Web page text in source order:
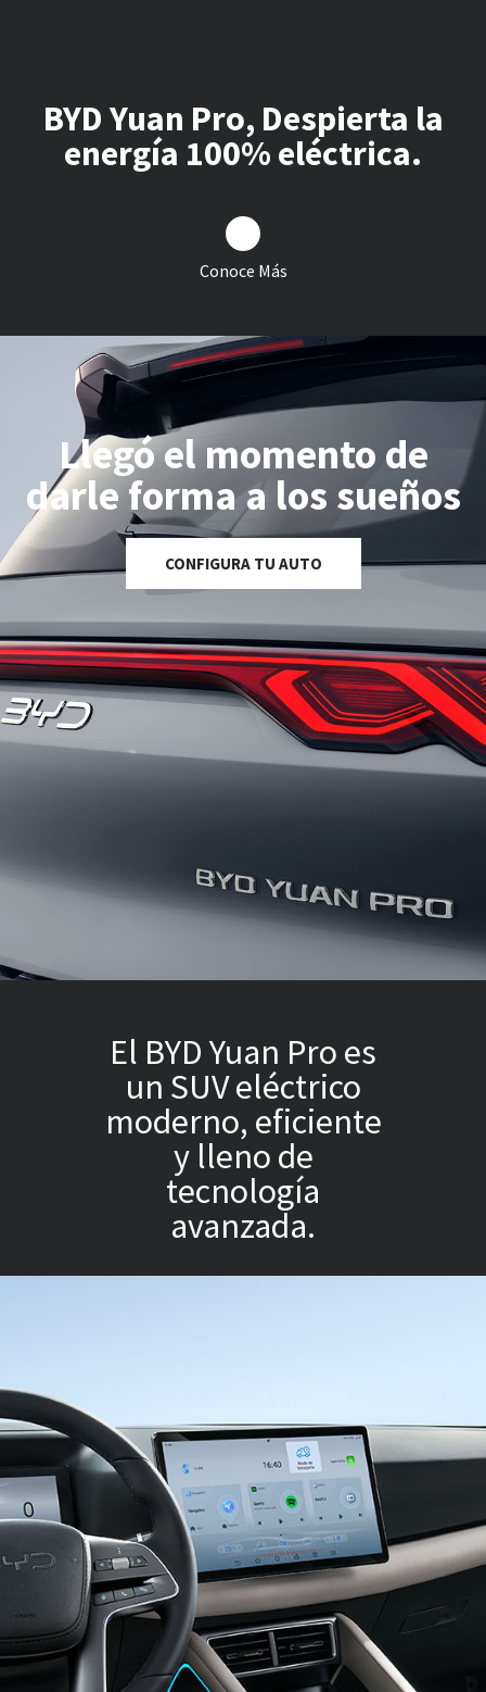
BYD Yuan Pro, Despierta la
energía 100% eléctrica.
Conoce Más
Llegó el momento de
darle forma a los sueños
CONFIGURA TU AUTO
El BYD Yuan Pro es
un SUV eléctrico
moderno, eficiente
y lleno de
tecnología
avanzada.